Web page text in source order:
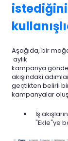
Aşağıda, bir
aylık
kampanya
akışındaki
geçtikten belirli
kampanyalar
İş
"Ekle"ye